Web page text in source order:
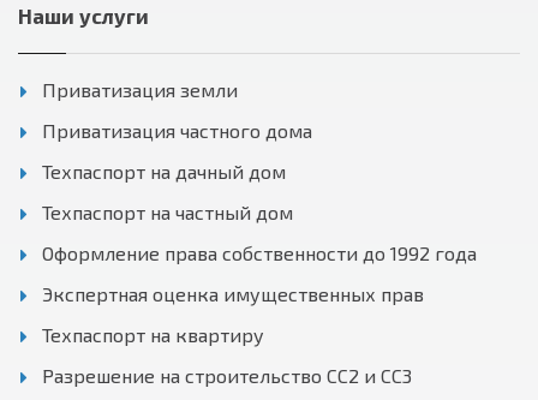
Наши услуги
Приватизация земли
Приватизация частного дома
Техпаспорт на дачный дом
Техпаспорт на частный дом
Оформление права собственности до 1992 года
Экспертная оценка имущественных прав
Техпаспорт на квартиру
Разрешение на строительство СС2 и СС3